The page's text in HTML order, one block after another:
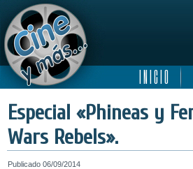
I N I C I O
Especial «Phineas y
Wars Rebels».
Publicado 06/09/2014